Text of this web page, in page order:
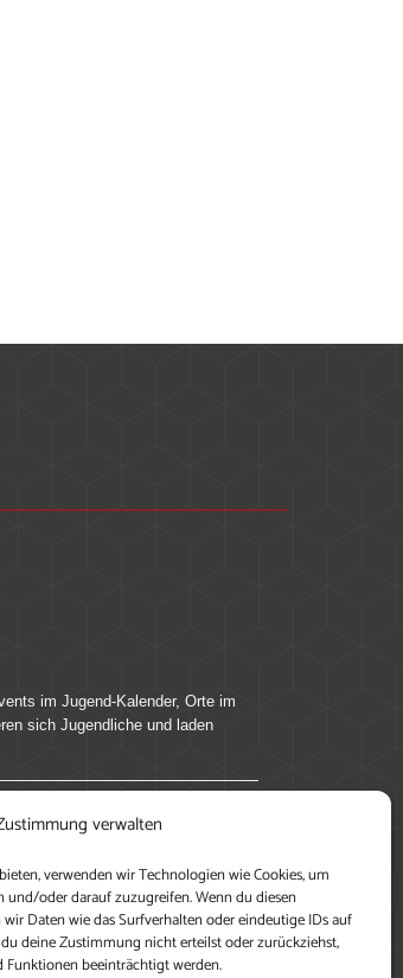
verwalten
verwenden wir Technologien wie Cookies, um
oder darauf zuzugreifen. Wenn du diesen
Daten wie das Surfverhalten oder eindeutige IDs auf
deine Zustimmung nicht erteilst oder zurückziehst,
beeinträchtigt werden.
im Jugend-Kalender, Orte im
sich Jugendliche und laden
und veröffentliche
ein Profil anzulegen, eigene